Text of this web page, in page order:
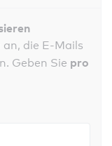
die E-Mails
Geben Sie pro